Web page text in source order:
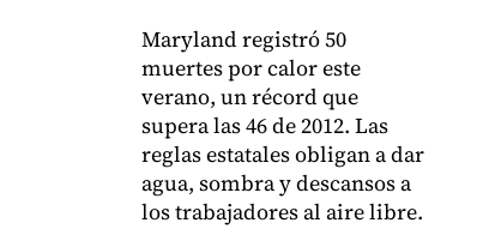
Maryland registró 50
muertes por calor este
verano, un récord que
supera las 46 de 2012. Las
reglas estatales obligan a dar
agua, sombra y descansos a
los trabajadores al aire libre.